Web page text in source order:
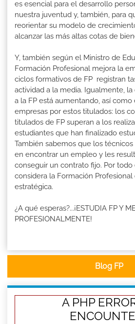
es esencial para el desarrollo
nuestra juventud y, también, para
reorientar su modelo de
alcanzar las más altas cotas de
Y, también según el Ministro de
Formación Profesional mejora la
ciclos formativos de FP registran
actividad a la media. Igualmente,
a la FP está aumentando, así
empresas por estos titulados: los
titulados de FP superan a los
estudiantes que han finalizado
También sabemos que los
en encontrar un empleo y les
conseguir un contrato fijo. Por
considera la Formación
estratégica.
¿A qué esperas?...¡ESTUDIA FP Y
PROFESIONALMENTE!
Blog FP
A PHP